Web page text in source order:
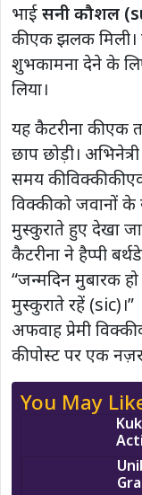
भाईसनी कौशल
की एक झलक मिली।
शुभकामना देने के लिए
लिया।
यह कैटरीना की एक
छाप छोड़ी।
समय की विक्की की
विक्की को जवानों
मुस्कुराते हुए देखा
कैटरीना ने हैप्पी
“जन्मदिन मुबारक हो
मुस्कुराते रहें (sic)।”
अफवाह प्रेमी
की पोस्ट पर एक
You May